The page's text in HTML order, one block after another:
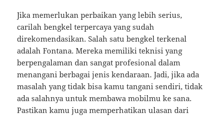
Jika memerlukan perbaikan yang lebih serius,
carilah bengkel terpercaya yang sudah
direkomendasikan. Salah satu bengkel terkenal
adalah Fontana. Mereka memiliki teknisi yang
berpengalaman dan sangat profesional dalam
menangani berbagai jenis kendaraan. Jadi, jika ada
masalah yang tidak bisa kamu tangani sendiri, tidak
ada salahnya untuk membawa mobilmu ke sana.
Pastikan kamu juga memperhatikan ulasan dari